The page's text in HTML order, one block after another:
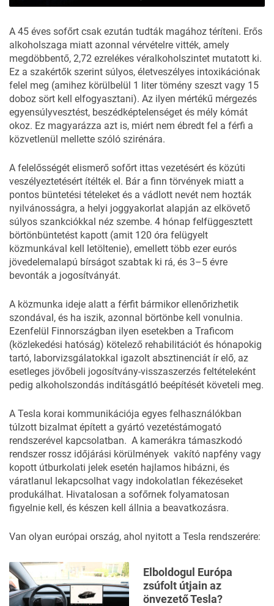
A 45 éves sofőrt csak ezután tudták magához téríteni. Erős
alkoholszaga miatt azonnal vérvételre vitték, amely
megdöbbentő, 2,72 ezrelékes véralkoholszintet mutatott ki.
Ez a szakértők szerint súlyos, életveszélyes intoxikációnak
felel meg (amihez körülbelül 1 liter tömény szeszt vagy 15
doboz sört kell elfogyasztani). Az ilyen mértékű mérgezés
egyensúlyvesztést, beszédképtelenséget és mély kómát
okoz. Ez magyarázza azt is, miért nem ébredt fel a férfi a
közvetlenül mellette szóló szirénára.
A felelősségét elismerő sofőrt ittas vezetésért és közúti
veszélyeztetésért ítélték el. Bár a finn törvények miatt a
pontos büntetési tételeket és a vádlott nevét nem hozták
nyilvánosságra, a helyi joggyakorlat alapján az elkövető
súlyos szankciókkal néz szembe. 4 hónap felfüggesztett
börtönbüntetést kapott (amit 120 óra felügyelt
közmunkával kell letöltenie), emellett több ezer eurós
jövedelemalapú bírságot szabtak ki rá, és 3–5 évre
bevonták a jogosítványát.
A közmunka ideje alatt a férfit bármikor ellenőrizhetik
szondával, és ha iszik, azonnal börtönbe kell vonulnia.
Ezenfelül Finnországban ilyen esetekben a Traficom
(közlekedési hatóság) kötelező rehabilitációt és hónapokig
tartó, laborvizsgálatokkal igazolt absztinenciát ír elő, az
esetleges jövőbeli jogosítvány-visszaszerzés feltételeként
pedig alkoholszondás indításgátló beépítését követeli meg.
A Tesla korai kommunikációja egyes felhasználókban
túlzott bizalmat épített a gyártó vezetéstámogató
rendszerével kapcsolatban. A kamerákra támaszkodó
rendszer rossz időjárási körülmények vakító napfény vagy
kopott útburkolati jelek esetén hajlamos hibázni, és
váratlanul lekapcsolhat vagy indokolatlan fékezéseket
produkálhat. Hivatalosan a sofőrnek folyamatosan
figyelnie kell, és készen kell állnia a beavatkozásra.
Van olyan európai ország, ahol nyitott a Tesla rendszerére:
Elboldogul Európa
zsúfolt útjain az
önvezető Tesla?